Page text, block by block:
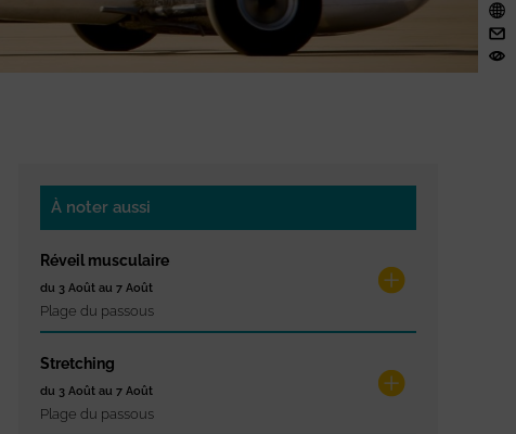
À noter aussi
Réveil musculaire
du 3 Août au 7 Août
Plage du passous
Stretching
du 3 Août au 7 Août
Plage du passous